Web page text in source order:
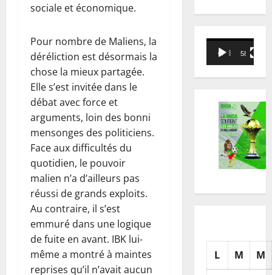
sociale et économique.
Pour nombre de Maliens, la
déréliction est désormais la
chose la mieux partagée.
Elle s’est invitée dans le
débat avec force et
arguments, loin des bonni
mensonges des politiciens.
Face aux difficultés du
quotidien, le pouvoir
malien n’a d’ailleurs pas
réussi de grands exploits.
Au contraire, il s’est
emmuré dans une logique
de fuite en avant. IBK lui-
même a montré à maintes
reprises qu’il n’avait aucun
Lecteur
vidéo
00:00 58:18
L M M